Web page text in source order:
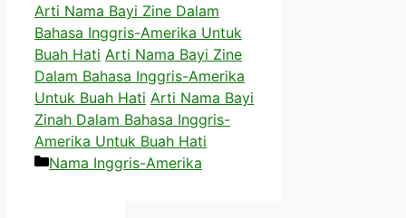
Arti Nama Bayi Zine Dalam
Bahasa Inggris-Amerika Untuk
Buah Hati Arti Nama Bayi Zine
Dalam Bahasa Inggris-Amerika
Untuk Buah Hati Arti Nama Bayi
Zinah Dalam Bahasa Inggris-
Amerika Untuk Buah Hati
Kategori
Nama Inggris-Amerika